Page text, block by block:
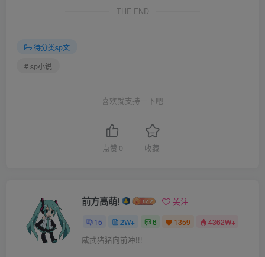
“那你有没有其它没有好好复习的？”
“嗯，那现在受罚吧，该怎么罚，自己说？”
THE END
待分类sp文
# sp小说
喜欢就支持一下吧
点赞 0 收藏
前方高萌! 关注
15 2W+ 6 1359 4362W+
威武猪猪向前冲!!!